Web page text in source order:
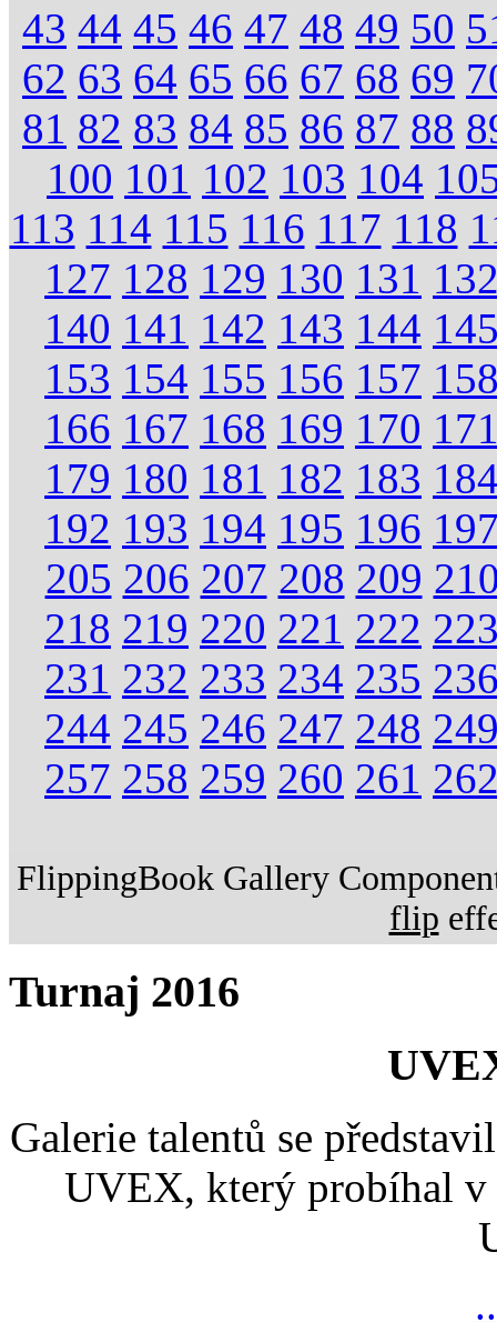
43 44 45 46 47 48 49 50
62 63 64 65 66 67 68 69
81 82 83 84 85 86 87 88
100 101 102 103 104
113 114 115 116 117 118
127 128 129 130 131
140 141 142 143 144
153 154 155 156 157
166 167 168 169 170
179 180 181 182 183
192 193 194 195 196
205 206 207 208 209
218 219 220 221 222
231 232 233 234 235
244 245 246 247 248
257 258 259 260 261
FlippingBook Gallery
flip
Turnaj 2016
Galerie talentů se
UVEX, který probíhal v